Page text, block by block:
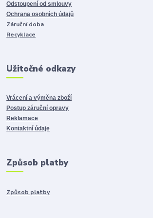
Odstoupení od smlouvy
Ochrana osobních údajů
Záruční doba
Recyklace
Užitočné odkazy
Vrácení a výměna zboží
Postup záruční opravy
Reklamace
Kontaktní údaje
Způsob platby
Způsob platby